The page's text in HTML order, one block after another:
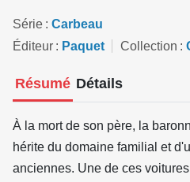
Série
Carbeau
Éditeur
Paquet Collection
Résumé Détails
À la mort de son père, la
hérite du domaine familial et
anciennes. Une de ces